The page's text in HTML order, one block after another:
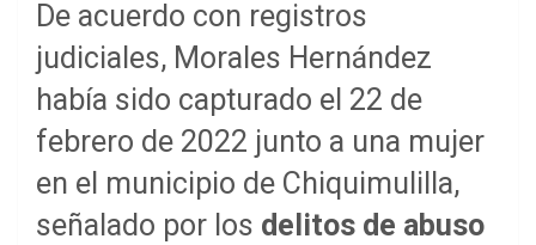
De acuerdo con registros
judiciales, Morales Hernández
había sido capturado el 22 de
febrero de 2022 junto a una mujer
en el municipio de Chiquimulilla,
señalado por los delitos de abuso